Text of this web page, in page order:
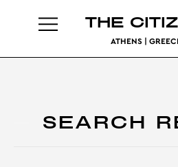
THE
ATHENS |
SEARCH